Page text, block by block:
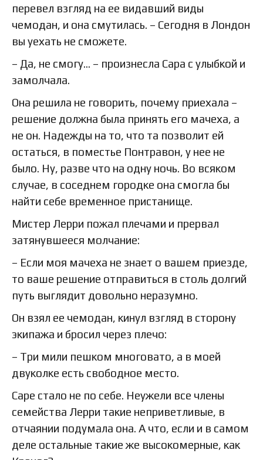
перевел взгляд на ее видавший виды
чемодан, и она смутилась. – Сегодня в Лондон
вы уехать не сможете.
– Да, не смогу… – произнесла Сара с улыбкой и
замолчала.
Она решила не говорить, почему приехала –
решение должна была принять его мачеха, а
не он. Надежды на то, что та позволит ей
остаться, в поместье Понтравон, у нее не
было. Ну, разве что на одну ночь. Во всяком
случае, в соседнем городке она смогла бы
найти себе временное пристанище.
Мистер Лерри пожал плечами и прервал
затянувшееся молчание:
– Если моя мачеха не знает о вашем приезде,
то ваше решение отправиться в столь долгий
путь выглядит довольно неразумно.
Он взял ее чемодан, кинул взгляд в сторону
экипажа и бросил через плечо:
– Три мили пешком многовато, а в моей
двуколке есть свободное место.
Саре стало не по себе. Неужели все члены
семейства Лерри такие неприветливые, в
отчаянии подумала она. А что, если и в самом
деле остальные такие же высокомерные, как